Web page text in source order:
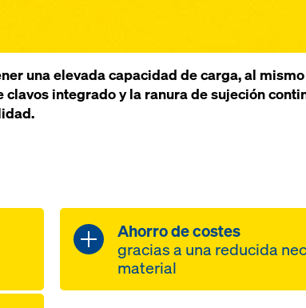
una elevada capacidad de carga, al
integrado y la ranura de sujeción
Ahorro de costes
gracias a una reducida
material